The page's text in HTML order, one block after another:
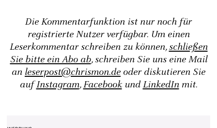
Die Kommentarfunktion ist nur noch für
registrierte Nutzer verfügbar. Um einen
Leserkommentar schreiben zu können,schließen
Sie bitte ein Abo ab, schreiben Sie uns eine Mail
an leserpost@chrismon.de oder diskutieren Sie
aufInstagram,FacebookundLinkedInmit.